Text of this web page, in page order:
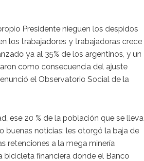
Presidente nieguen los despidos
los trabajadores y trabajadoras crece
ya al 35% de los argentinos, y un
como consecuencia del ajuste
el Observatorio Social de la
ese 20 % de la población que se lleva
buenas noticias: les otorgó la baja de
retenciones a la mega minería
financiera donde el Banco